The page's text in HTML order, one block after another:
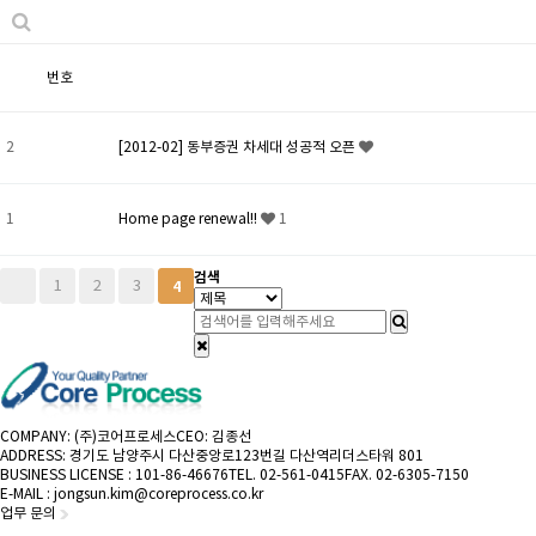
번호
2 [2012-02] 동부증권 차세대 성공적 오픈
1 Home page renewal!! 1
1 2 3 4
검색
COMPANY: (주)코어프로세스CEO: 김종선
ADDRESS: 경기도 남양주시 다산중앙로123번길 다산역리더스타워 801
BUSINESS LICENSE : 101-86-46676TEL. 02-561-0415FAX. 02-6305-7150
E-MAIL : jongsun.kim@coreprocess.co.kr
업무 문의